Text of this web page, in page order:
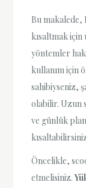
Bu makalede,
kısaltmak
yöntemler
kullanım için
sahibiyseniz,
olabilir. Uzun
ve günlük
Öncelikle,
etmelisiniz.